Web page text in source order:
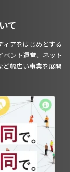
て
ィアをはじめとする
ベント運営、ネット
ど幅広い事業を展開